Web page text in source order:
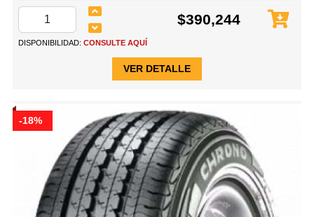
$390,244
DISPONIBILIDAD: CONSULTE AQUÍ
VER DETALLE
-18%